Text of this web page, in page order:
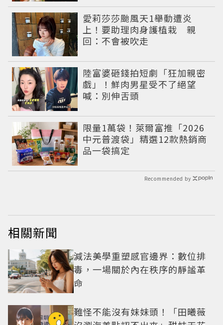
愛莉莎莎颱風天1舉動遭炎
上！要助理肉身護植栽 親
回：不會被吹走
陸富婆砸錢拍短劇「狂加親密
戲」！鮮肉男星受不了絕望
喊：別伸舌頭
限量1萬袋！萊爾富推「2026
中元普渡袋」精選12款熱銷商
品一袋搞定
Recommended by
相關新聞
減法美學重塑感官邊界：數位排
毒，一場關於內在秩序的靜謐革
命
難怪不能沒有妹妹頭！「田曦薇